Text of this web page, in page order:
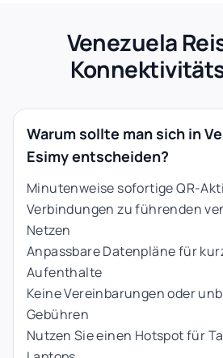
Venezuela
Warum sollte man sich in
Esimy entscheiden?
Minutenweise sofortige QR-
Verbindungen zu führenden
Netzen
Anpassbare Datenpläne für
Aufenthalte
Keine Vereinbarungen oder
Gebühren
Nutzen Sie einen Hotspot für